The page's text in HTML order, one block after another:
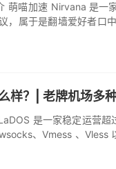
萌喵加速 Nirvana 是一
，属于是翻墙爱好者口
样？| 老牌机场多
是一家稳定运营
、Vmess 、Vless